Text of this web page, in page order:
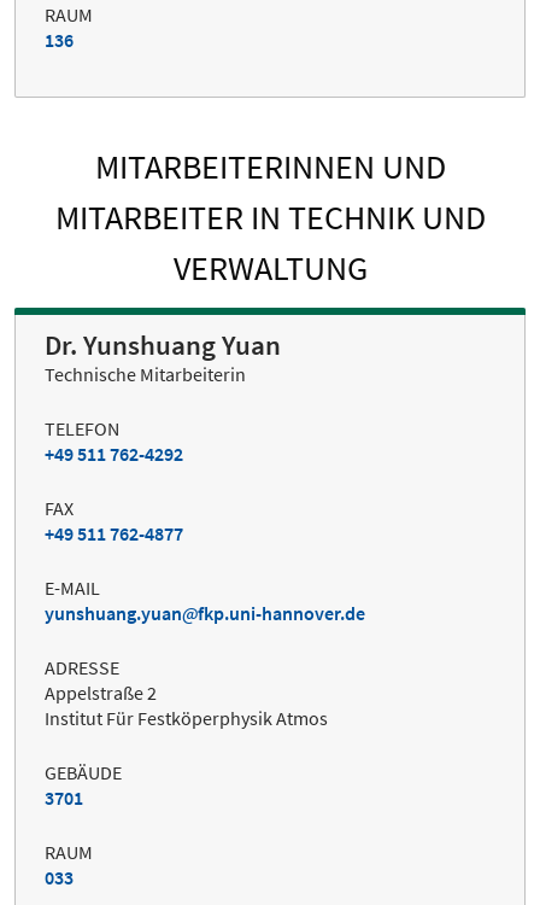
RAUM
136
MITARBEITERINNEN UND
MITARBEITER IN TECHNIK UND
VERWALTUNG
Dr. Yunshuang Yuan
Technische Mitarbeiterin
TELEFON
+49 511 762-4292
FAX
+49 511 762-4877
E-MAIL
yunshuang.yuan
fkp.uni-hannover.de
ADRESSE
Appelstraße 2
Institut Für Festköperphysik Atmos
GEBÄUDE
3701
RAUM
033